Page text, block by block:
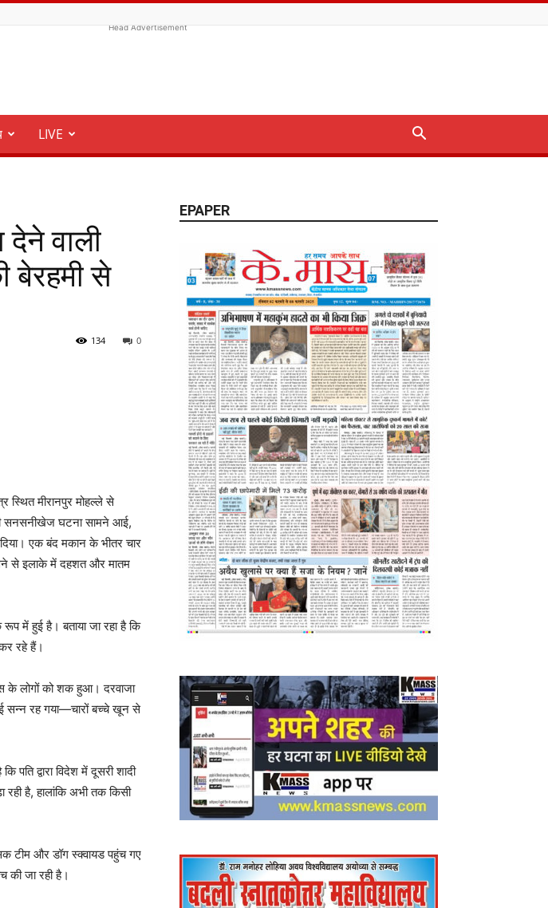
Head Advertisement
LIVE
वाली
बेरहमी से
0
134
मीरानपुर मोहल्ले से
सनसनीखेज घटना सामने आई,
एक बंद मकान के भीतर चार
से इलाके में दहशत और मातम
में हुई है। बताया जा रहा है कि
रहे हैं।
के लोगों को शक हुआ। दरवाजा
सन्न रह गया—चारों बच्चे खून से
द्वारा विदेश में दूसरी शादी
है, हालांकि अभी तक किसी
टीम और डॉग स्क्वायड पहुंच गए
की जा रही है।
EPAPER